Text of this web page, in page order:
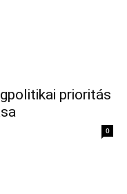
prioritás
0